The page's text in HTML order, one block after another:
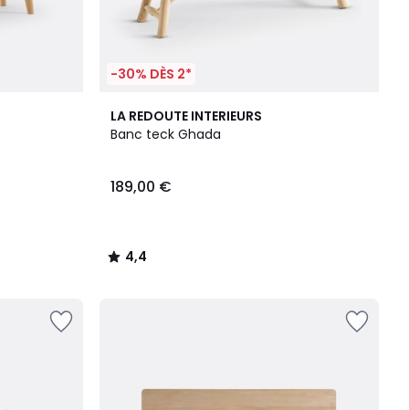
-30% DÈS 2*
LA REDOUTE INTERIEURS
Banc teck Ghada
189,00 €
4,4
/ 5
4,4
/